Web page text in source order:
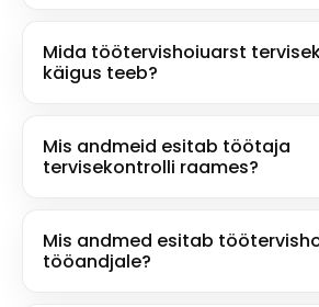
Mida töötervishoiuarst
käigus teeb?
Mis andmeid esitab töötaja
tervisekontrolli raames?
Mis andmed esitab
tööandjale?